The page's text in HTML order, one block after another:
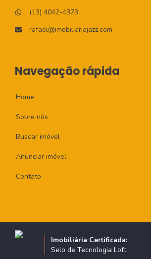
(13) 4042-4373
rafael@imobiliariajazz.com
Navegação rápida
Home
Sobre nós
Buscar imóvel
Anunciar imóvel
Contato
Imobiliária Certificada:
Selo de Tecnologia Loft